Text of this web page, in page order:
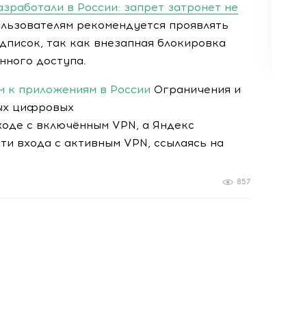
в России: запрет затронет не
рекомендуется проявлять
так как внезапная блокировка
доступа.
к приложениям в России Ограничения и
цифровых
с включённым VPN, а Яндекс
входа с активным VPN, ссылаясь на
857